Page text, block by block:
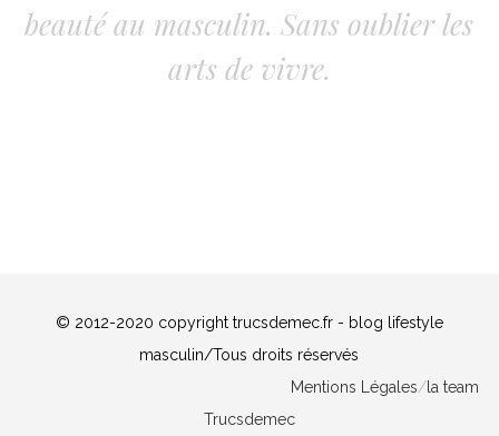
beauté au masculin. Sans oublier les
arts de vivre.
© 2012-2020 copyright trucsdemec.fr - blog lifestyle
masculin/Tous droits réservés
Mentions Légales/ la team
Trucsdemec